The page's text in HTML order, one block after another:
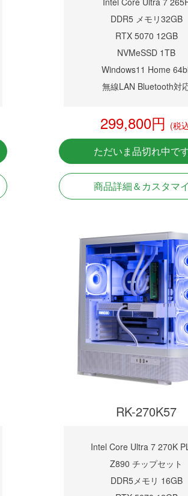
DDR5 メモリ32GB
RTX 5070 12GB
NVMeSSD 1TB
Windows11 Home
無線LAN Bluetooth対
299,800円 (税
ただいま品切れ中です
商品詳細＆カスタマ
RK-270K57
Intel Core Ultra 7 270K
Z890 チップセット
DDR5メモリ 16GB